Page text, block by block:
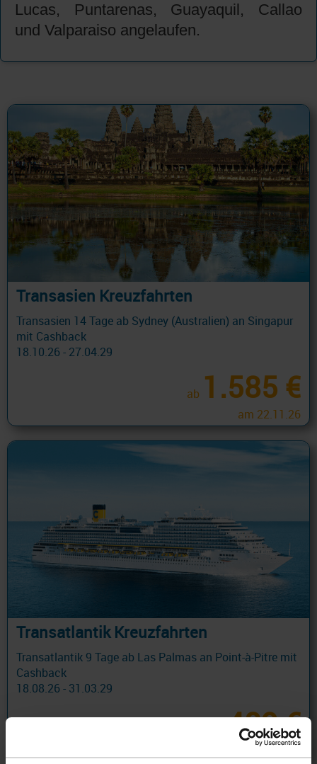
Lucas, Puntarenas, Guayaquil, Callao
und Valparaiso angelaufen.
Transasien Kreuzfahrten
Transasien 14 Tage ab Sydney (Australien) an Singapur
mit Cashback
18.10.26 - 27.04.29
ab 1.585 €
am 22.11.26
Transatlantik Kreuzfahrten
Transatlantik 9 Tage ab Las Palmas an Point-à-Pitre mit
Cashback
18.08.26 - 31.03.29
489 €
am 18.11.26